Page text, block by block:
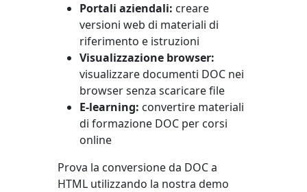
Portali aziendali: creare
versioni web di materiali di
riferimento e istruzioni
Visualizzazione browser:
visualizzare documenti DOC nei
browser senza scaricare file
E-learning: convertire materiali
di formazione DOC per corsi
online
Prova la conversione da DOC a
HTML utilizzando la nostra demo